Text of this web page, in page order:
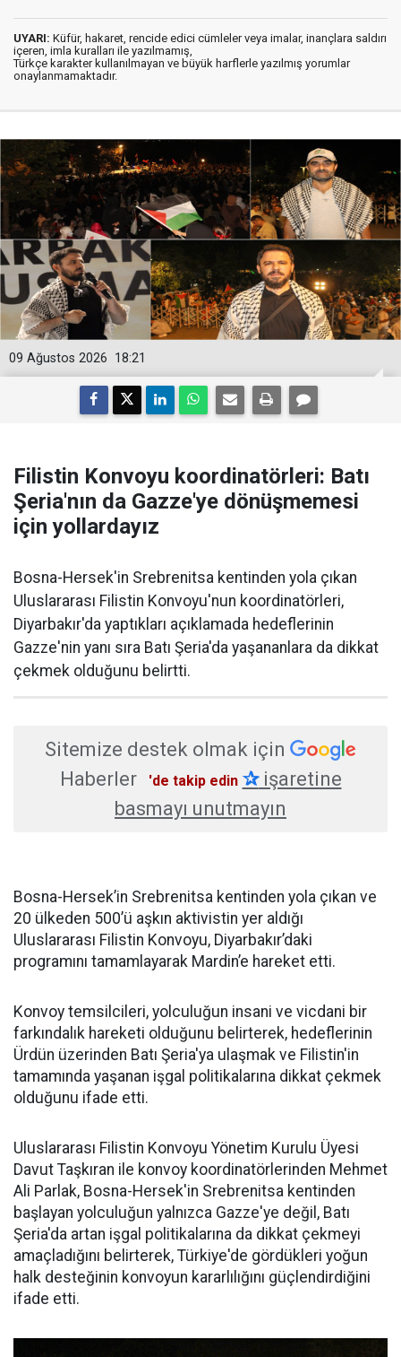
UYARI: Küfür, hakaret, rencide edici cümleler veya imalar, inançlara saldırı
içeren, imla kuralları ile yazılmamış,
Türkçe karakter kullanılmayan ve büyük harflerle yazılmış yorumlar
onaylanmamaktadır.
18:21
09 Ağustos 2026
Filistin Konvoyu koordinatörleri: Batı
Şeria'nın da Gazze'ye dönüşmemesi
için yollardayız
Bosna-Hersek'in Srebrenitsa kentinden yola çıkan
Uluslararası Filistin Konvoyu'nun koordinatörleri,
Diyarbakır'da yaptıkları açıklamada hedeflerinin
Gazze'nin yanı sıra Batı Şeria'da yaşananlara da dikkat
çekmek olduğunu belirtti.
Sitemize destek olmak için
Haberler
'de takip edin ✰işaretine
basmayı unutmayın
Bosna-Hersek’in Srebrenitsa kentinden yola çıkan ve
20 ülkeden 500’ü aşkın aktivistin yer aldığı
Uluslararası Filistin Konvoyu, Diyarbakır’daki
programını tamamlayarak Mardin’e hareket etti.
Konvoy temsilcileri, yolculuğun insani ve vicdani bir
farkındalık hareketi olduğunu belirterek, hedeflerinin
Ürdün üzerinden Batı Şeria'ya ulaşmak ve Filistin'in
tamamında yaşanan işgal politikalarına dikkat çekmek
olduğunu ifade etti.
Uluslararası Filistin Konvoyu Yönetim Kurulu Üyesi
Davut Taşkıran ile konvoy koordinatörlerinden Mehmet
Ali Parlak, Bosna-Hersek'in Srebrenitsa kentinden
başlayan yolculuğun yalnızca Gazze'ye değil, Batı
Şeria'da artan işgal politikalarına da dikkat çekmeyi
amaçladığını belirterek, Türkiye'de gördükleri yoğun
halk desteğinin konvoyun kararlılığını güçlendirdiğini
ifade etti.